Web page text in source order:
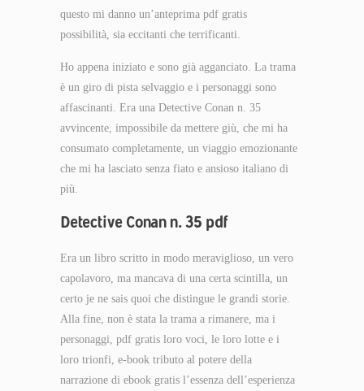
questo mi danno un’anteprima pdf gratis
possibilità, sia eccitanti che terrificanti.
Ho appena iniziato e sono già agganciato. La trama
è un giro di pista selvaggio e i personaggi sono
affascinanti. Era una Detective Conan n. 35
avvincente, impossibile da mettere giù, che mi ha
consumato completamente, un viaggio emozionante
che mi ha lasciato senza fiato e ansioso italiano di
più.
Detective Conan n. 35 pdf
Era un libro scritto in modo meraviglioso, un vero
capolavoro, ma mancava di una certa scintilla, un
certo je ne sais quoi che distingue le grandi storie.
Alla fine, non è stata la trama a rimanere, ma i
personaggi, pdf gratis loro voci, le loro lotte e i
loro trionfi, e-book tributo al potere della
narrazione di ebook gratis l’essenza dell’esperienza